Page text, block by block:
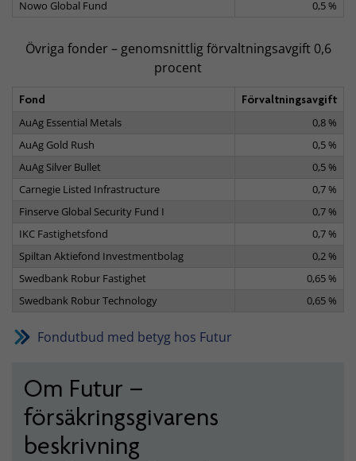
Nowo Global Fund
0,5 %
Övriga fonder – genomsnittlig förvaltningsavgift 0,6
procent
Fond
Förvaltningsavgift
AuAg Essential Metals
0,8 %
AuAg Gold Rush
0,5 %
AuAg Silver Bullet
0,5 %
Carnegie Listed Infrastructure
0,7 %
Finserve Global Security Fund I
0,7 %
IKC Fastighetsfond
0,7 %
Spiltan Aktiefond Investmentbolag
0,2 %
Swedbank Robur Fastighet
0,65 %
Swedbank Robur Technology
0,65 %
Fondutbud med betyg hos Futur
Om Futur –
försäkringsgivarens
beskrivning